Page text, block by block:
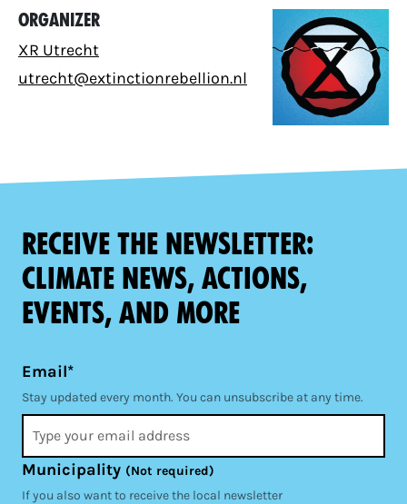
Organizer
XR Utrecht
utrecht@extinctionrebellion.nl
Receive the newsletter:
climate news, actions,
events, and more
Email*
Stay updated every month. You can unsubscribe at any time.
Municipality (Not required)
If you also want to receive the local newsletter